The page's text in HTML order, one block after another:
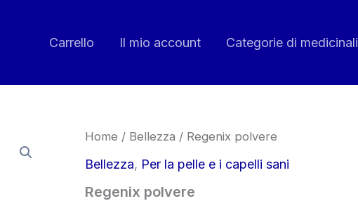
Carrello Il mio account Categorie di medicinali
Home / Bellezza / Regenix polvere
Bellezza, Per la pelle e i capelli sani
Regenix polvere